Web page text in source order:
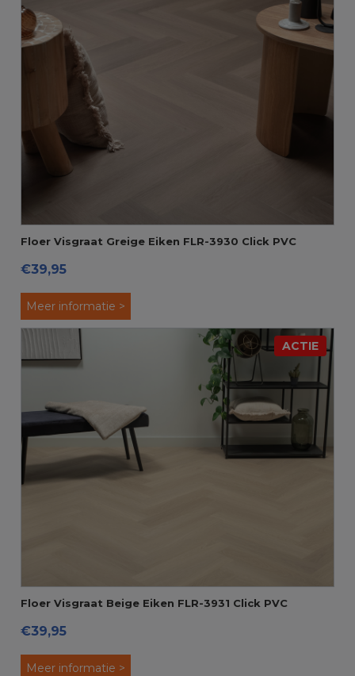
Floer Visgraat Greige Eiken FLR-3930 Click PVC
€39,95
Meer informatie >
ACTIE
Floer Visgraat Beige Eiken FLR-3931 Click PVC
€39,95
Meer informatie >